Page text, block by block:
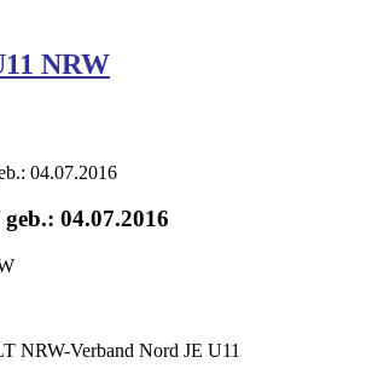
NRW
04.07.2016
NRW-Verband Nord JE U11